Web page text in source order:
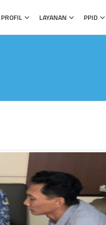
PROFIL LAYANAN PPID